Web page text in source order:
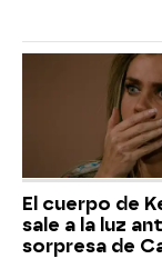
El cuerpo de
sale a la luz
sorpresa de